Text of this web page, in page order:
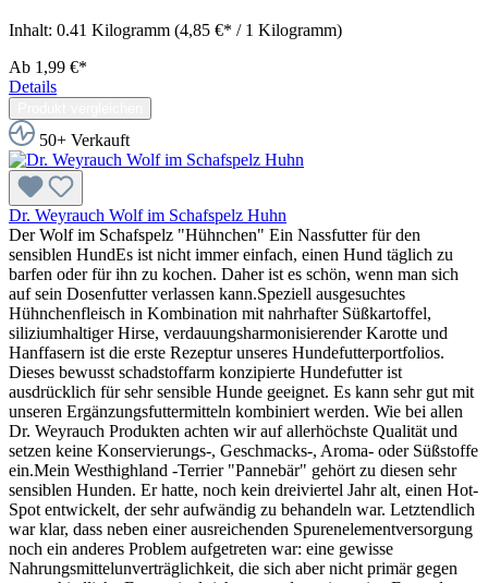
Inhalt: 0.41 Kilogramm (4,85 €* / 1 Kilogramm)
Ab 1,99 €*
Details
50+ Verkauft
Dr. Weyrauch Wolf im Schafspelz Huhn
Der Wolf im Schafspelz "Hühnchen" Ein Nassfutter für den
sensiblen HundEs ist nicht immer einfach, einen Hund täglich zu
barfen oder für ihn zu kochen. Daher ist es schön, wenn man sich
auf sein Dosenfutter verlassen kann.Speziell ausgesuchtes
Hühnchenfleisch in Kombination mit nahrhafter Süßkartoffel,
siliziumhaltiger Hirse, verdauungsharmonisierender Karotte und
Hanffasern ist die erste Rezeptur unseres Hundefutterportfolios.
Dieses bewusst schadstoffarm konzipierte Hundefutter ist
ausdrücklich für sehr sensible Hunde geeignet. Es kann sehr gut mit
unseren Ergänzungsfuttermitteln kombiniert werden. Wie bei allen
Dr. Weyrauch Produkten achten wir auf allerhöchste Qualität und
setzen keine Konservierungs-, Geschmacks-, Aroma- oder Süßstoffe
ein.Mein Westhighland -Terrier "Pannebär" gehört zu diesen sehr
sensiblen Hunden. Er hatte, noch kein dreiviertel Jahr alt, einen Hot-
Spot entwickelt, der sehr aufwändig zu behandeln war. Letztendlich
war klar, dass neben einer ausreichenden Spurenelementversorgung
noch ein anderes Problem aufgetreten war: eine gewisse
Nahrungsmittelunverträglichkeit, die sich aber nicht primär gegen